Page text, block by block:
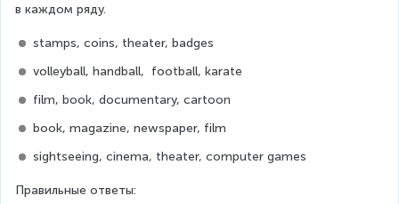
в каждом ряду.
stamps, coins, theater, badges
volleyball, handball,  football, karate
film, book, documentary, cartoon
book, magazine, newspaper, film
sightseeing, cinema, theater, computer games
Правильные ответы: